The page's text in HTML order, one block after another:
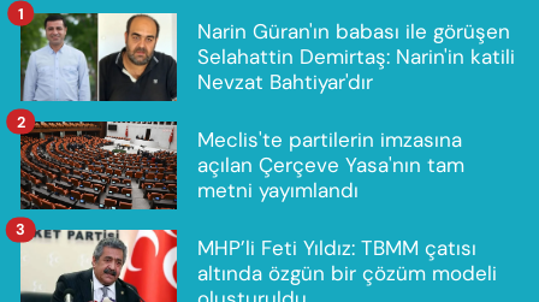
Narin Güran'ın babası ile görüşen
Selahattin Demirtaş: Narin'in katili
Nevzat Bahtiyar'dır
1
Meclis'te partilerin imzasına
açılan Çerçeve Yasa'nın tam
metni yayımlandı
2
MHP’li Feti Yıldız: TBMM çatısı
altında özgün bir çözüm modeli
3